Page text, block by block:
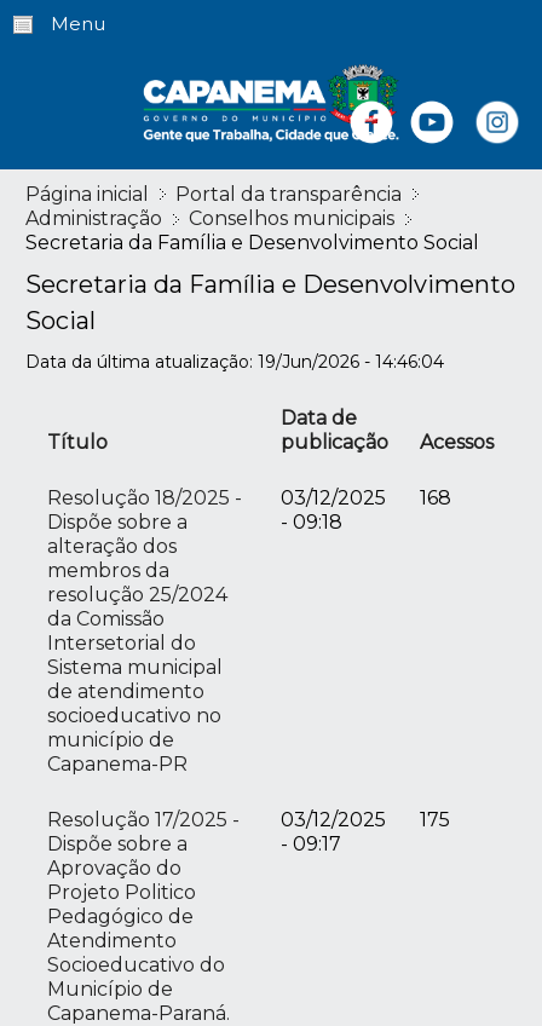
Menu
Página inicial
Portal da transparência
Administração
Conselhos municipais
Secretaria da Família e Desenvolvimento Social
Secretaria da Família e Desenvolvimento
Social
Data da última atualização: 19/Jun/2026 - 14:46:04
Título
Data de
publicação
Acessos
Resolução 18/2025 -
Dispõe sobre a
alteração dos
membros da
resolução 25/2024
da Comissão
Intersetorial do
Sistema municipal
de atendimento
socioeducativo no
município de
Capanema-PR
03/12/2025
- 09:18
168
Resolução 17/2025 -
Dispõe sobre a
Aprovação do
Projeto Politico
Pedagógico de
Atendimento
Socioeducativo do
Município de
Capanema-Paraná.
03/12/2025
- 09:17
175